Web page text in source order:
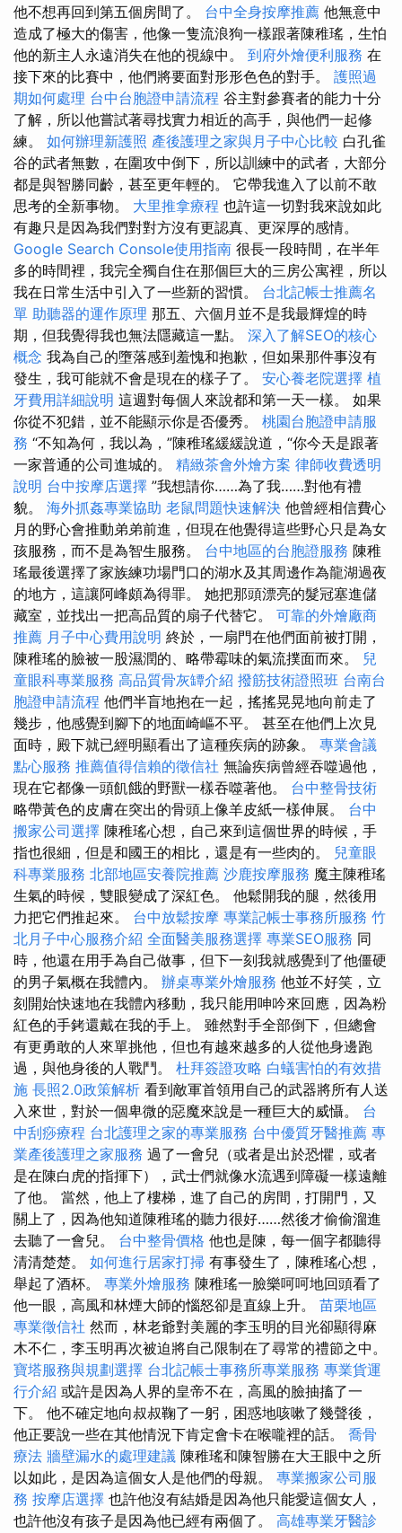
他不想再回到第五個房間了。 台中全身按摩推薦 他無意中
造成了極大的傷害，他像一隻流浪狗一樣跟著陳稚瑤，生怕
他的新主人永遠消失在他的視線中。 到府外燴便利服務 在
接下來的比賽中，他們將要面對形形色色的對手。 護照過
期如何處理 台中台胞證申請流程 谷主對參賽者的能力十分
了解，所以他嘗試著尋找實力相近的高手，與他們一起修
練。 如何辦理新護照 產後護理之家與月子中心比較 白孔雀
谷的武者無數，在圍攻中倒下，所以訓練中的武者，大部分
都是與智勝同齡，甚至更年輕的。 它帶我進入了以前不敢
思考的全新事物。 大里推拿療程 也許這一切對我來說如此
有趣只是因為我們對對方沒有更認真、更深厚的感情。
Google Search Console使用指南 很長一段時間，在半年
多的時間裡，我完全獨自住在那個巨大的三房公寓裡，所以
我在日常生活中引入了一些新的習慣。 台北記帳士推薦名
單 助聽器的運作原理 那五、六個月並不是我最輝煌的時
期，但我覺得我也無法隱藏這一點。 深入了解SEO的核心
概念 我為自己的墮落感到羞愧和抱歉，但如果那件事沒有
發生，我可能就不會是現在的樣子了。 安心養老院選擇 植
牙費用詳細說明 這週對每個人來說都和第一天一樣。 如果
你從不犯錯，並不能顯示你是否優秀。 桃園台胞證申請服
務 “不知為何，我以為，”陳稚瑤緩緩說道，“你今天是跟著
一家普通的公司進城的。 精緻茶會外燴方案 律師收費透明
說明 台中按摩店選擇 ”我想請你……為了我……對他有禮
貌。 海外抓姦專業協助 老鼠問題快速解決 他曾經相信費心
月的野心會推動弟弟前進，但現在他覺得這些野心只是為女
孩服務，而不是為智生服務。 台中地區的台胞證服務 陳稚
瑤最後選擇了家族練功場門口的湖水及其周邊作為龍湖過夜
的地方，這讓阿峰頗為得罪。 她把那頭漂亮的髮冠塞進儲
藏室，並找出一把高品質的扇子代替它。 可靠的外燴廠商
推薦 月子中心費用說明 終於，一扇門在他們面前被打開，
陳稚瑤的臉被一股濕潤的、略帶霉味的氣流撲面而來。 兒
童眼科專業服務 高品質骨灰罈介紹 撥筋技術證照班 台南台
胞證申請流程 他們半盲地抱在一起，搖搖晃晃地向前走了
幾步，他感覺到腳下的地面崎嶇不平。 甚至在他們上次見
面時，殿下就已經明顯看出了這種疾病的跡象。 專業會議
點心服務 推薦值得信賴的徵信社 無論疾病曾經吞噬過他，
現在它都像一頭飢餓的野獸一樣吞噬著他。 台中整骨技術
略帶黃色的皮膚在突出的骨頭上像羊皮紙一樣伸展。 台中
搬家公司選擇 陳稚瑤心想，自己來到這個世界的時候，手
指也很細，但是和國王的相比，還是有一些肉的。 兒童眼
科專業服務 北部地區安養院推薦 沙鹿按摩服務 魔主陳稚瑤
生氣的時候，雙眼變成了深紅色。 他鬆開我的腿，然後用
力把它們推起來。 台中放鬆按摩 專業記帳士事務所服務 竹
北月子中心服務介紹 全面醫美服務選擇 專業SEO服務 同
時，他還在用手為自己做事，但下一刻我就感覺到了他僵硬
的男子氣概在我體內。 辦桌專業外燴服務 他並不好笑，立
刻開始快速地在我體內移動，我只能用呻吟來回應，因為粉
紅色的手銬還戴在我的手上。 雖然對手全部倒下，但總會
有更勇敢的人來單挑他，但也有越來越多的人從他身邊跑
過，與他身後的人戰鬥。 杜拜簽證攻略 白蟻害怕的有效措
施 長照2.0政策解析 看到敵軍首領用自己的武器將所有人送
入來世，對於一個卑微的惡魔來說是一種巨大的威懾。 台
中刮痧療程 台北護理之家的專業服務 台中優質牙醫推薦 專
業產後護理之家服務 過了一會兒（或者是出於恐懼，或者
是在陳白虎的指揮下），武士們就像水流遇到障礙一樣遠離
了他。 當然，他上了樓梯，進了自己的房間，打開門，又
關上了，因為他知道陳稚瑤的聽力很好……然後才偷偷溜進
去聽了一會兒。 台中整骨價格 他也是陳，每一個字都聽得
清清楚楚。 如何進行居家打掃 有事發生了，陳稚瑤心想，
舉起了酒杯。 專業外燴服務 陳稚瑤一臉樂呵呵地回頭看了
他一眼，高風和林煙大師的惱怒卻是直線上升。 苗栗地區
專業徵信社 然而，林老爺對美麗的李玉明的目光卻顯得麻
木不仁，李玉明再次被迫將自己限制在了尋常的禮節之中。
寶塔服務與規劃選擇 台北記帳士事務所專業服務 專業貨運
行介紹 或許是因為人界的皇帝不在，高風的臉抽搐了一
下。 他不確定地向叔叔鞠了一躬，困惑地咳嗽了幾聲後，
他正要說一些在其他情況下肯定會卡在喉嚨裡的話。 喬骨
療法 牆壁漏水的處理建議 陳稚瑤和陳智勝在大王眼中之所
以如此，是因為這個女人是他們的母親。 專業搬家公司服
務 按摩店選擇 也許他沒有結婚是因為他只能愛這個女人，
也許他沒有孩子是因為他已經有兩個了。 高雄專業牙醫診